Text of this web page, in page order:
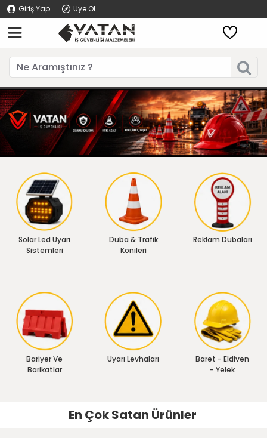
Giriş Yap Üye Ol
Solar Led Uyarı
Sistemleri
Duba & Trafik
Konileri
Reklam Dubaları
Bariyer Ve
Barikatlar
Uyarı Levhaları
Baret - Eldiven
- Yelek
En Çok Satan Ürünler